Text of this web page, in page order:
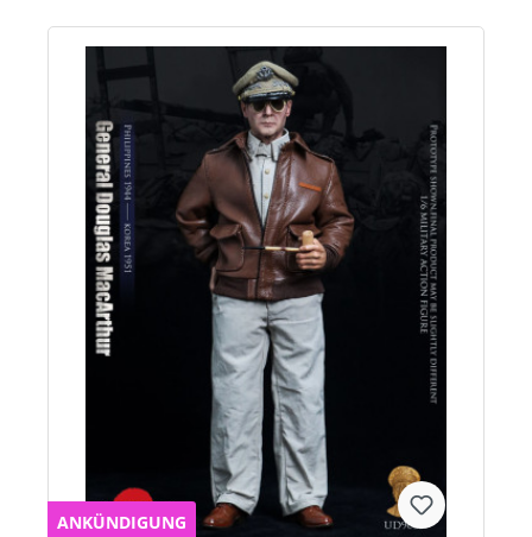
ANKÜNDIGUNG